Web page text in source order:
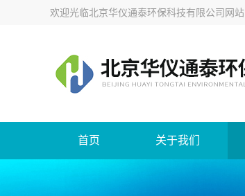
欢迎光临北京华仪通泰环保科技有限公司网站
首页 关于我们